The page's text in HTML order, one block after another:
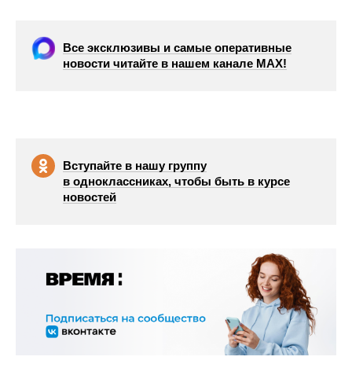
Все эксклюзивы и самые оперативные
новости читайте в нашем канале МАХ!
Вступайте в нашу группу
в одноклассниках, чтобы быть в курсе
новостей